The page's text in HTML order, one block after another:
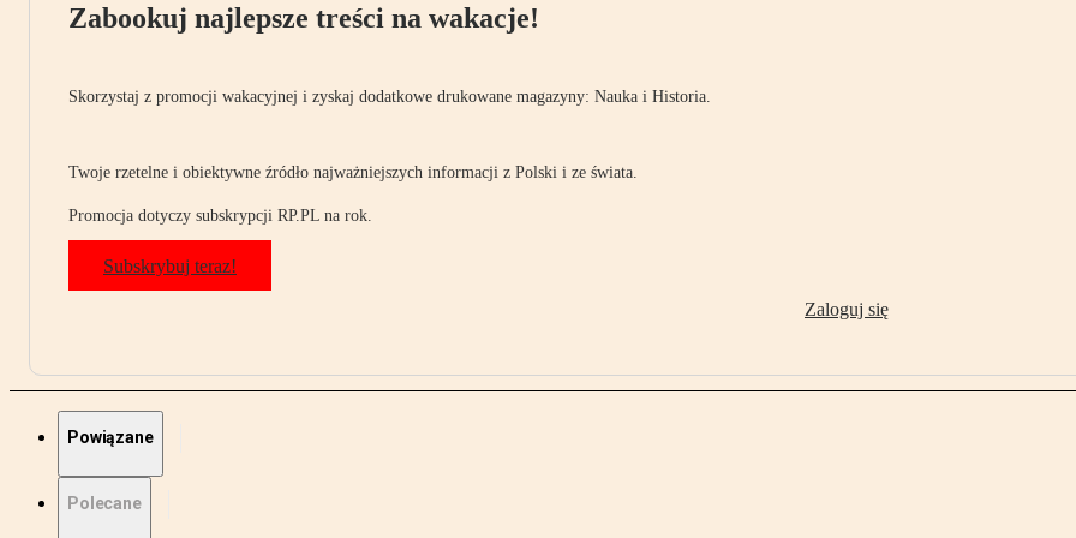
Zabookuj najlepsze treści na wakacje!
Skorzystaj z promocji wakacyjnej i zyskaj dodatkowe drukowane magazyny: Nauka i Historia.
Twoje rzetelne i obiektywne źródło najważniejszych informacji z Polski i ze świata.
Promocja dotyczy subskrypcji RP.PL na rok.
Subskrybuj teraz!
Zaloguj się
Powiązane
Polecane